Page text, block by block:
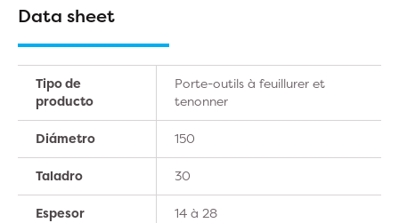
Data sheet
Tipo de
producto
Porte-outils à feuillurer et
tenonner
Diámetro 150
Taladro 30
Espesor 14 à 28